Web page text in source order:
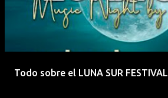
Todo sobre el LUNA SUR FESTIVAL